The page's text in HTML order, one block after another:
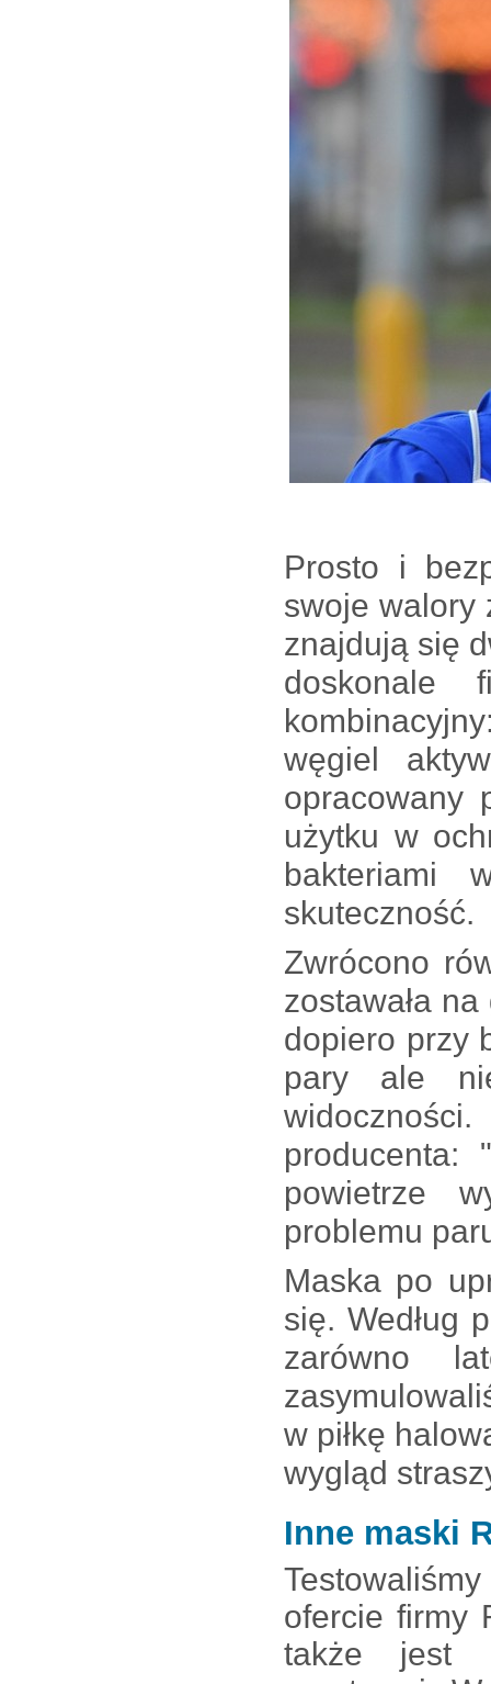
Prosto i
swoje walory
znajdują się
doskonale
węgiel
opracowany
użytku w
bakteriami
skuteczność.
Zwrócono
zostawała
dopiero przy
pary ale
producenta:
powietrze
problemu
Maska po
się. Według
zarówno
w piłkę
wygląd
Inne maski
ofercie firmy
także jest